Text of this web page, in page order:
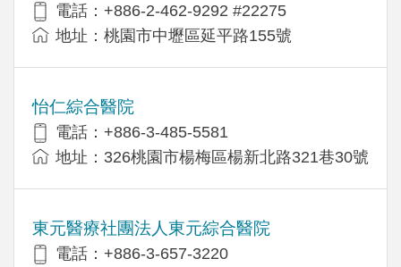
電話：+886-2-462-9292 #22275
地址：桃園市中壢區延平路155號
怡仁綜合醫院
電話：+886-3-485-5581
地址：326桃園市楊梅區楊新北路321巷30號
東元醫療社團法人東元綜合醫院
電話：+886-3-657-3220